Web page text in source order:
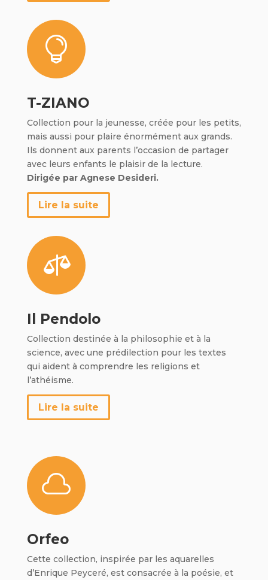

T-ZIANO
Collection pour la jeunesse, créée pour les petits,
mais aussi pour plaire énormément aux grands.
Ils donnent aux parents l’occasion de partager
avec leurs enfants le plaisir de la lecture.
Dirigée par Agnese Desideri.
Lire la suite

Il Pendolo
Collection destinée à la philosophie et à la
science, avec une prédilection pour les textes
qui aident à comprendre les religions et
l’athéisme.
Lire la suite

Orfeo
Cette collection, inspirée par les aquarelles
d’Enrique Peyceré, est consacrée à la poésie, et